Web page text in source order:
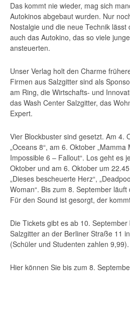
Das kommt nie wieder, mag sich
Autokinos abgebaut wurden. Nur
Nostalgie und die neue Technik
auch das Autokino, das so viele
ansteuerten.
Unser Verlag holt den Charme
Firmen aus Salzgitter sind als
am Ring, die Wirtschafts- und
das Wash Center Salzgitter, das
Expert.
Vier Blockbuster sind gesetzt. Am 4.
„Oceans 8“, am 6. Oktober
Impossible 6 – Fallout“. Los geht es
Oktober und am 6. Oktober um
„Dieses bescheuerte Herz“,
Woman“. Bis zum 8. September
Für den Sound ist gesorgt, der
Die Tickets gibt es ab 10.
Salzgitter an der Berliner Straße 11
(Schüler und Studenten zahlen
Hier können Sie bis zum 8.